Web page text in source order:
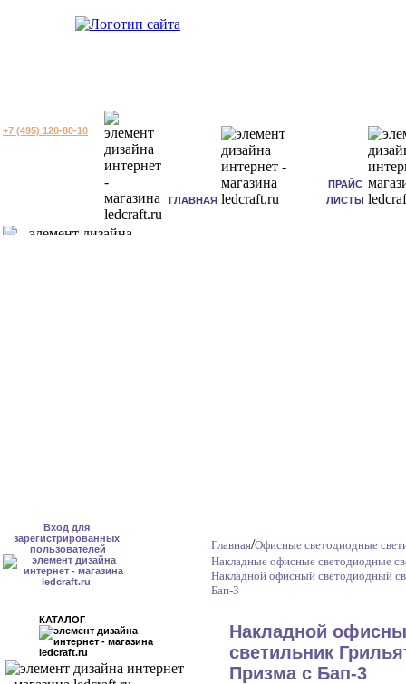
+7 (495) 120-80-10
ГЛАВНАЯ
ПРАЙС
ЛИСТЫ
Вход для
зарегистрированных
пользователей
КАТАЛОГ
Главная/Офисные светодиодные
Накладные офисные светодиодные
Накладной офисный светодиодный
Бап-3
Накладной
светильник
Призма с Бап-3